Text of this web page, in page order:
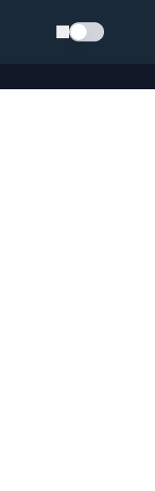
Schimba tema